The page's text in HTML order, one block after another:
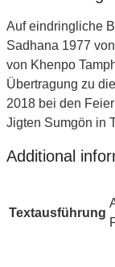
Auf eindringliche
Sadhana 1977
von Khenpo
Übertragung zu
2018 bei den
Jigten Sumgön in
Additional
Textausführung